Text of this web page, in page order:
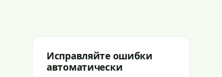
Исправляйте ошибки
автоматически